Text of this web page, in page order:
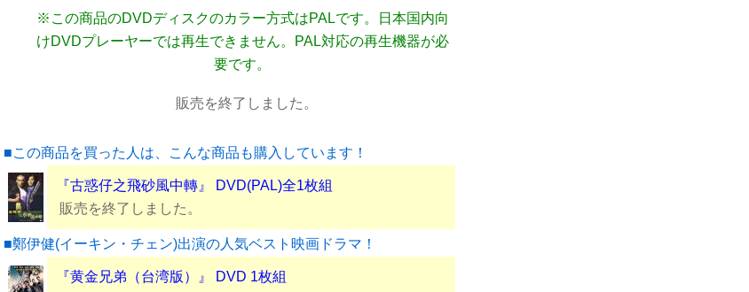
※この商品のDVDディスクのカラー方式はPALです。日本国内向
けDVDプレーヤーでは再生できません。PAL対応の再生機器が必
要です。
販売を終了しました。
■この商品を買った人は、こんな商品も購入しています！
『古惑仔之飛砂風中轉』 DVD(PAL)全1枚組
販売を終了しました。
■鄭伊健(イーキン・チェン)出演の人気ベスト映画ドラマ！
『黄金兄弟（台湾版）』 DVD 1枚組